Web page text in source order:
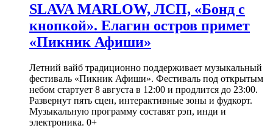
SLAVA MARLOW, ЛСП, «Бонд с
кнопкой». Елагин остров примет
«Пикник Афиши»
Летний вайб традиционно поддерживает музыкальный
фестиваль «Пикник Афиши». Фестиваль под открытым
небом стартует 8 августа в 12:00 и продлится до 23:00.
Развернут пять сцен, интерактивные зоны и фудкорт.
Музыкальную программу составят рэп, инди и
электроника. 0+